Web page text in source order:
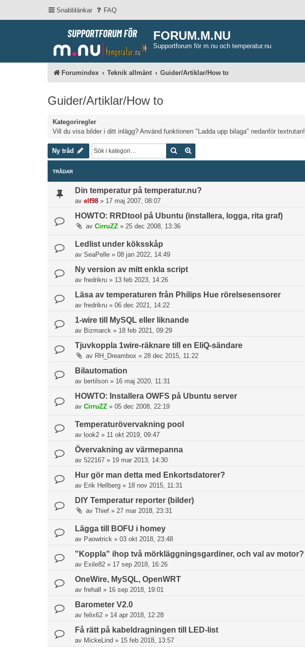
Snabblänkar FAQ
FORUM.M.NU
Supportforum för m.nu och temperatur.nu
Forumindex Teknik allmänt Guider/Artiklar/How to
Guider/Artiklar/How to
Kategoriregler
Vill du visa bilder i ditt inlägg? Använd funktionen "Ladda upp bilaga" nedanför textrutan!
Ny tråd Sök
TRÅDAR
Din temperatur på temperatur.nu?
av elf98 » 17 maj 2007, 08:07
HOWTO: RRDtool på Ubuntu (installera, logga, rita graf)
av CirruZZ » 25 dec 2008, 13:36
Ledlist under köksskåp
av SeaPelle » 08 jan 2022, 14:49
Ny version av mitt enkla script
av fredrikru » 13 feb 2023, 14:26
Läsa av temperaturen från Philips Hue rörelsesensorer
av fredrikru » 06 dec 2021, 14:22
1-wire till MySQL eller liknande
av Bizmarck » 18 feb 2021, 09:29
Tjuvkoppla 1wire-räknare till en EliQ-sändare
av RH_Dreambox » 28 dec 2015, 11:22
Bilautomation
av bertilson » 16 maj 2020, 11:31
HOWTO: Installera OWFS på Ubuntu server
av CirruZZ » 05 dec 2008, 22:19
Temperaturövervakning pool
av look2 » 11 okt 2019, 09:47
Övervakning av värmepanna
av 522167 » 19 mar 2013, 14:30
Hur gör man detta med Enkortsdatorer?
av Erik Hellberg » 18 nov 2015, 11:31
DIY Temperatur reporter (bilder)
av Thief » 27 mar 2018, 23:31
Lägga till BOFU i homey
av Paowtrick » 03 okt 2018, 23:48
"Koppla" ihop två mörkläggningsgardiner, och val av motor?
av Exile82 » 17 sep 2018, 16:26
OneWire, MySQL, OpenWRT
av frehall » 16 sep 2018, 19:01
Barometer V2.0
av felix62 » 14 apr 2018, 12:28
Få rätt på kabeldragningen till LED-list
av MickeLind » 15 feb 2018, 13:57